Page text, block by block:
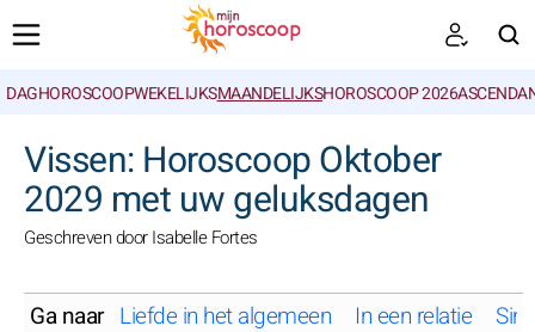
DAGHOROSCOOPWEKELIJKSMAANDELIJKSHOROSCOOP 2026
Vissen: Horoscoop Oktober
2029 met uw geluksdagen
Geschreven door Isabelle Fortes
Ga naar Liefde in het algemeen In een relatie